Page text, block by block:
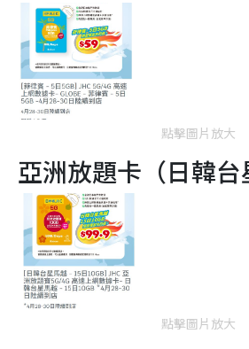
點擊圖片放大
亞洲放題卡（日韓台
點擊圖片放大